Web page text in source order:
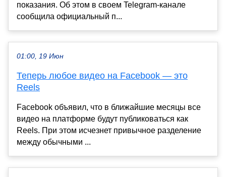
показания. Об этом в своем Telegram-канале
сообщила официальный п...
01:00, 19 Июн
Теперь любое видео на Facebook — это
Reels
Facebook объявил, что в ближайшие месяцы все
видео на платформе будут публиковаться как
Reels. При этом исчезнет привычное разделение
между обычными ...